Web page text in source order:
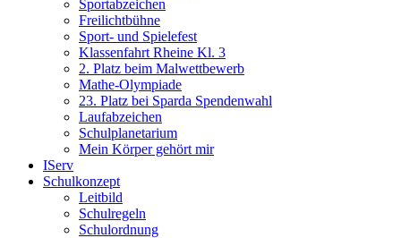
Sportabzeichen
Freilichtbühne
Sport- und Spielefest
Klassenfahrt Rheine Kl. 3
2. Platz beim Malwettbewerb
Mathe-Olympiade
23. Platz bei Sparda Spendenwahl
Laufabzeichen
Schulplanetarium
Mein Körper gehört mir
IServ
Schulkonzept
Leitbild
Schulregeln
Schulordnung